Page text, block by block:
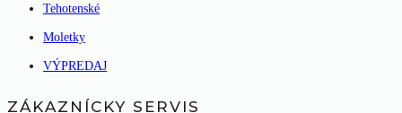
Tehotenské
Moletky
VÝPREDAJ
ZÁKAZNÍCKY SERVIS